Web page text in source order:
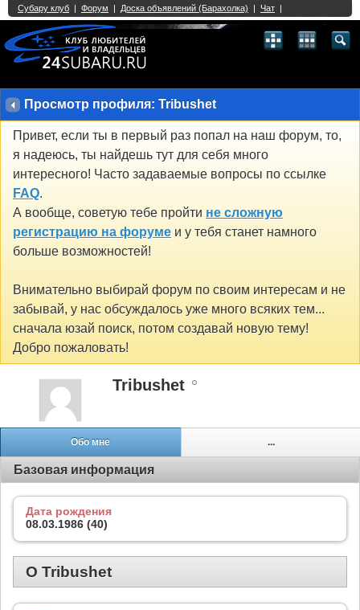
Просмотр профиля: Tribushet
Привет, если ты в первый раз попал на наш форум, то,
я надеюсь, ты найдешь тут для себя много
интересного! Часто задаваемые вопросы по ссылке
FAQ.
А вообще, советую тебе пройти не сложную
регистрацию на форуме и у тебя станет намного
больше возможностей!
Внимательно выбирай форум по своим интересам и не
забывай, у нас обсуждалось уже много всяких тем...
сначала юзай поиск, потом создавай новую тему!
Добро пожаловать!
Tribushet
Обо мне ...
Базовая информация
Дата рождения
08.03.1986 (40)
О Tribushet
Single Sign On provided byvBSSO
2 3 4 5 6 7 8 9 10 11 12 13 21 22 23 24 25 26
27 28 29 30 31 32 33 40 41 42 43